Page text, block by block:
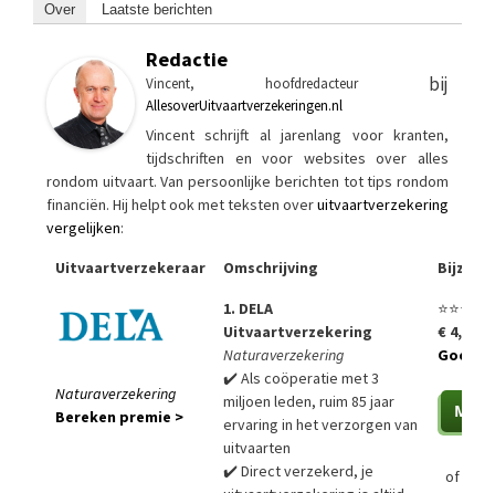
Over Laatste berichten
Redactie
Vincent, hoofdredacteurbij
AllesoverUitvaartverzekeringen.nl
Vincent schrijft al jarenlang voor kranten,
tijdschriften en voor websites over alles
rondom uitvaart. Van persoonlijke berichten tot tips rondom
financiën. Hij helpt ook met teksten overuitvaartverzekering
vergelijken:
Uitvaartverzekeraar
Omschrijving
Naturaverzekering
Bereken premie >
1. DELA
Uitvaartverzekering
Naturaverzekering
✔️ Als coöperatie met 3
miljoen leden, ruim 85 jaar
ervaring in het verzorgen van
uitvaarten
✔️ Direct verzekerd, je
⭐⭐⭐⭐⭐
€ 4,99
of